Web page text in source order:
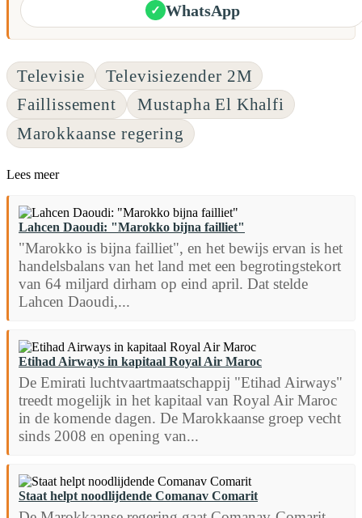
✓ WhatsApp
Televisie
Televisiezender 2M
Faillissement
Mustapha El Khalfi
Marokkaanse regering
Lees meer
Lahcen Daoudi: "Marokko bijna failliet"
"Marokko is bijna failliet", en het bewijs ervan is het
handelsbalans van het land met een begrotingstekort
van 64 miljard dirham op eind april. Dat stelde
Lahcen Daoudi,...
Etihad Airways in kapitaal Royal Air Maroc
De Emirati luchtvaartmaatschappij "Etihad Airways"
treedt mogelijk in het kapitaal van Royal Air Maroc
in de komende dagen. De Marokkaanse groep vecht
sinds 2008 en opening van...
Staat helpt noodlijdende Comanav Comarit